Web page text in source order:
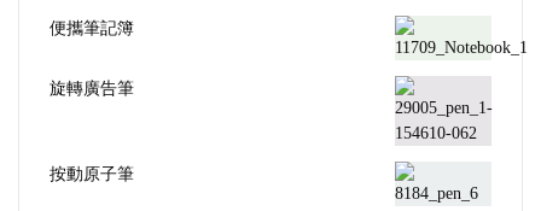
便攜筆記簿
旋轉廣告筆
按動原子筆